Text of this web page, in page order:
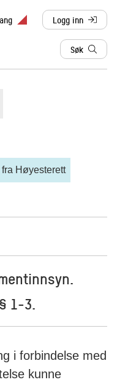
Logg inn
, sendes til
Søk
Høyesterett
1-3.
i forbindelse med
kunne